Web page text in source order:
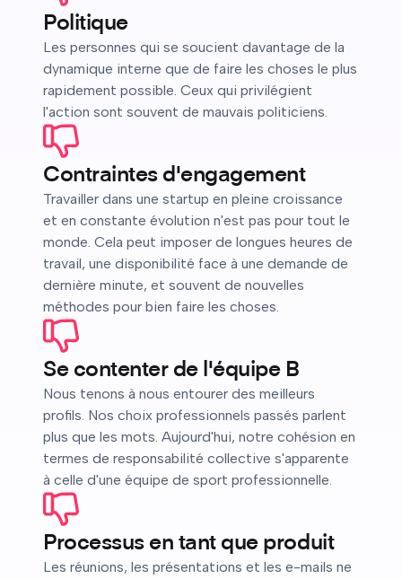
Politique
Les personnes qui se soucient davantage de la
dynamique interne que de faire les choses le plus
rapidement possible. Ceux qui privilégient
l'action sont souvent de mauvais politiciens.
Contraintes d'engagement
Travailler dans une startup en pleine croissance
et en constante évolution n'est pas pour tout le
monde. Cela peut imposer de longues heures de
travail, une disponibilité face à une demande de
dernière minute, et souvent de nouvelles
méthodes pour bien faire les choses.
Se contenter de l'équipe B
Nous tenons à nous entourer des meilleurs
profils. Nos choix professionnels passés parlent
plus que les mots. Aujourd'hui, notre cohésion en
termes de responsabilité collective s'apparente
à celle d'une équipe de sport professionnelle.
Processus en tant que produit
Les réunions, les présentations et les e-mails ne